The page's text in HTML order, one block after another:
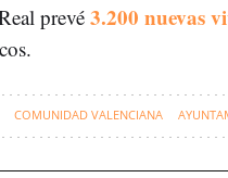
prevé3.200 nuevas
COMUNIDAD VALENCIANA